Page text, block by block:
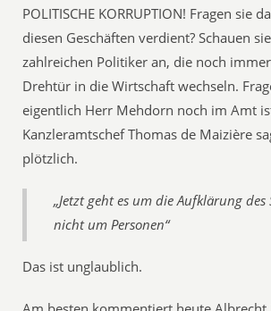
POLITISCHE KORRUPTION! Fragen sie
diesen Geschäften verdient? Schauen
zahlreichen Politiker an, die noch
Drehtür in die Wirtschaft wechseln.
eigentlich Herr Mehdorn noch im Amt
Kanzleramtschef Thomas de Maizière
plötzlich.
„Jetzt geht es um die Aufklärung des
nicht um Personen“
Das ist unglaublich.